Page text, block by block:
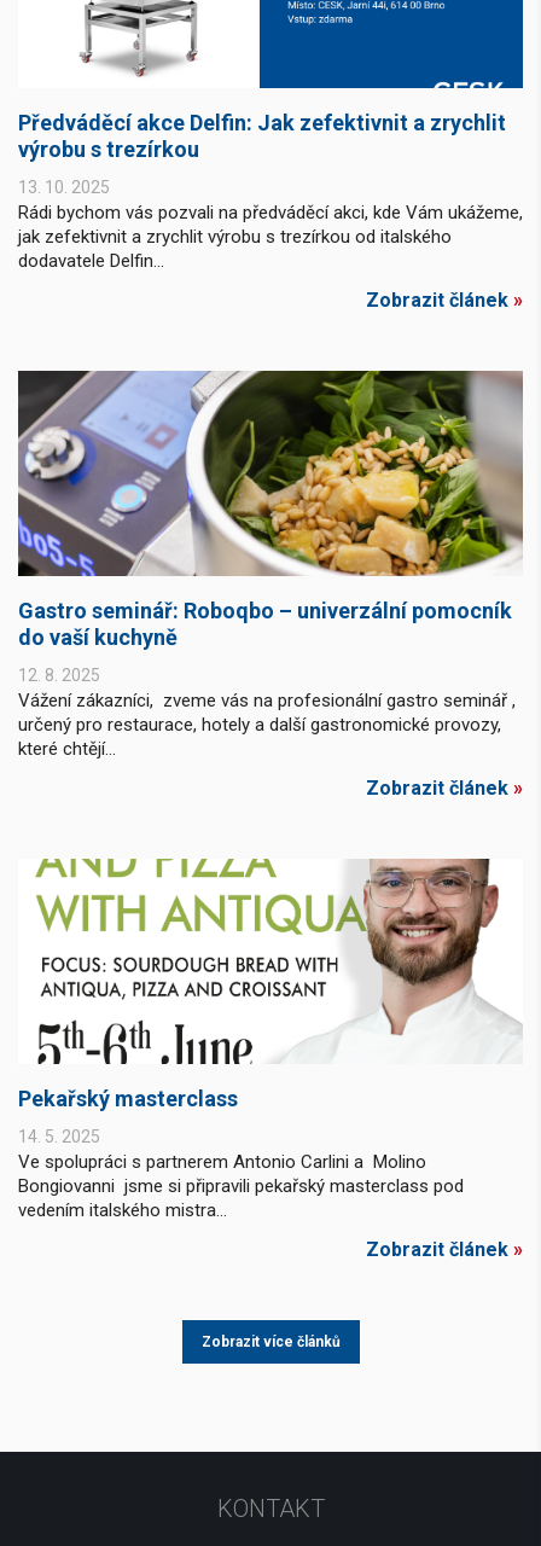
Předváděcí akce Delfin: Jak zefektivnit a zrychlit
výrobu s trezírkou
13. 10. 2025
Rádi bychom vás pozvali na předváděcí akci, kde Vám ukážeme,
jak zefektivnit a zrychlit výrobu s trezírkou od italského
dodavatele Delfin...
Zobrazit článek »
Gastro seminář: Roboqbo – univerzální pomocník
do vaší kuchyně
12. 8. 2025
Vážení zákazníci, zveme vás na profesionální gastro seminář ,
určený pro restaurace, hotely a další gastronomické provozy,
které chtějí...
Zobrazit článek »
Pekařský masterclass
14. 5. 2025
Ve spolupráci s partnerem Antonio Carlini a Molino
Bongiovanni jsme si připravili pekařský masterclass pod
vedením italského mistra...
Zobrazit článek »
Zobrazit více článků
KONTAKT